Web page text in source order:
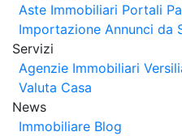
Aste Immobiliari Portali
Importazione Annunci da
Servizi
Agenzie Immobiliari
Valuta Casa
News
Immobiliare Blog